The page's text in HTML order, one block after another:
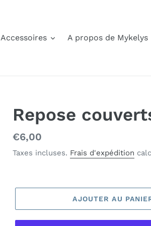
Accessoires A propos de Mykelys
Repose
Prix
normal
€6,00
Taxes incluses. Frais d'expédition
AJOUTER AU